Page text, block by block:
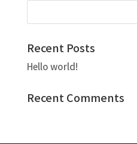
Recent Posts
Hello world!
Recent Comments